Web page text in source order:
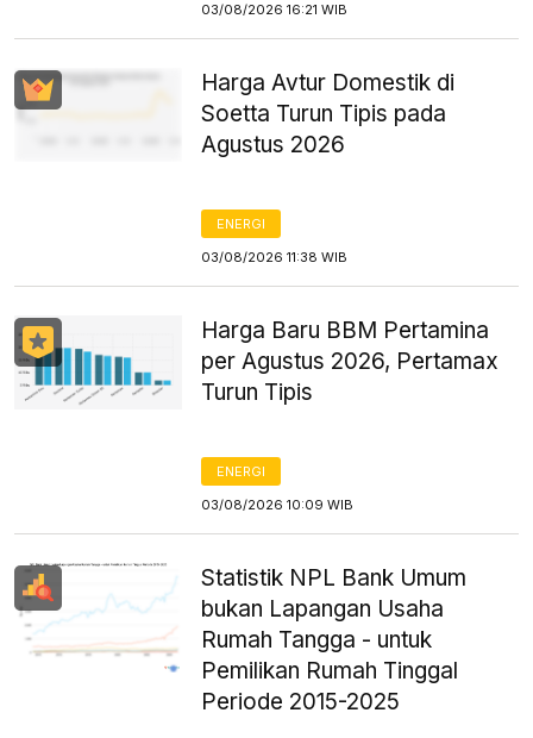
03/08/2026 16:21 WIB
Harga Avtur Domestik di
Soetta Turun Tipis pada
Agustus 2026
ENERGI
03/08/2026 11:38 WIB
Harga Baru BBM Pertamina
per Agustus 2026, Pertamax
Turun Tipis
ENERGI
03/08/2026 10:09 WIB
Statistik NPL Bank Umum
bukan Lapangan Usaha
Rumah Tangga - untuk
Pemilikan Rumah Tinggal
Periode 2015-2025